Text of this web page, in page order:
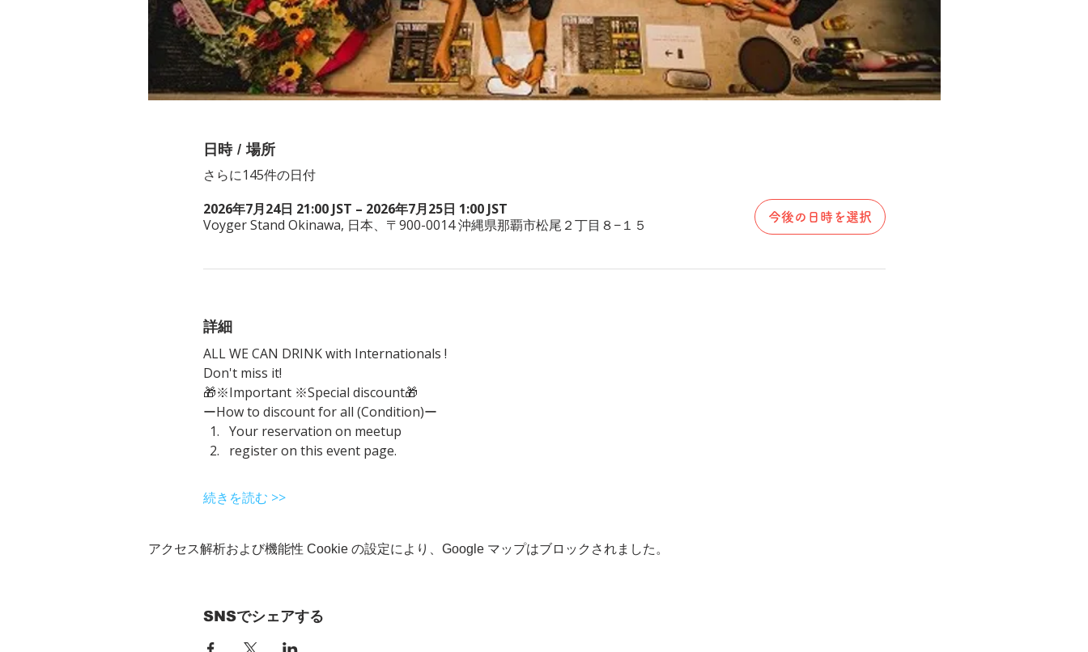
日時 / 場所
さらに145件の日付
2026年7月24日 21:00 JST – 2026年7月25日 1:00 JST
Voyger Stand Okinawa, 日本、〒900-0014 沖縄県那覇市松尾２丁目８−１５
今後の日時を選択
詳細
ALL WE CAN DRINK with Internationals !
Don't miss it!
🎁※Important ※Special discount🎁
ーHow to discount for all (Condition)ー
Your reservation on meetup
register on this event page.
続きを読む >>
アクセス解析および機能性 Cookie の設定により、Google マップはブロックされました。
SNSでシェアする